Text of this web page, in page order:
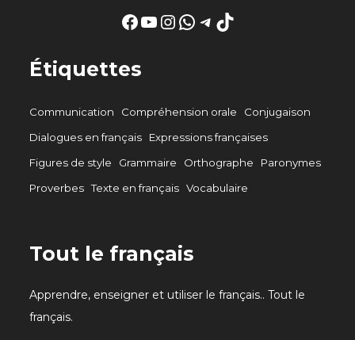
Facebook
YouTube
Instagram
WhatsApp
Telegram
TikTok
Étiquettes
Communication Compréhension orale
Conjugaison
Dialogues en français
Expressions françaises
Figures de style
Grammaire Orthographe
Paronymes
Proverbes Texte en français Vocabulaire
Tout le français
Apprendre, enseigner et utiliser le français.. Tout le
français.